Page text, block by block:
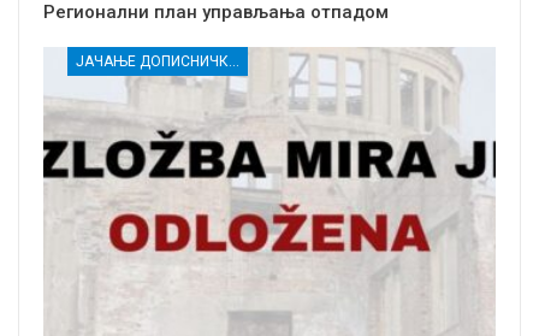
Регионални план управљања отпадом
ЈАЧАЊЕ ДОПИСНИЧКЕ МРЕЖЕ НЕЗАВИСНИХ МЕДИЈА У РАСИНСКОМ ОКРУГУ